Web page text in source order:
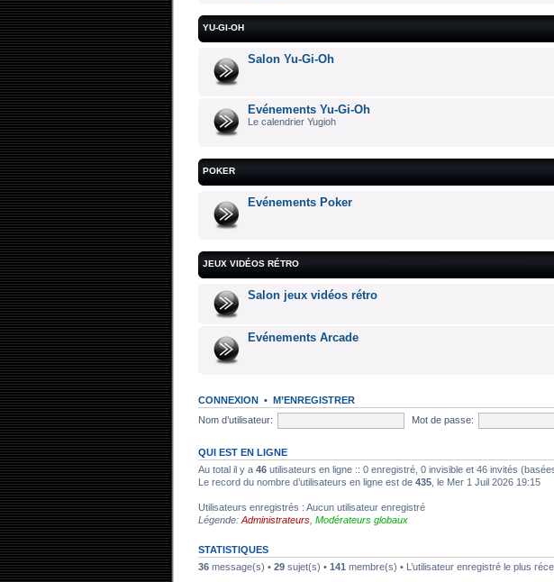
YU-GI-OH
Salon Yu-Gi-Oh
Evénements Yu-Gi-Oh
Le calendrier Yugioh
POKER
Evénements Poker
JEUX VIDÉOS RÉTRO
Salon jeux vidéos rétro
Evénements Arcade
CONNEXION • M’ENREGISTRER
Nom d’utilisateur:
Mot de passe:
QUI EST EN LIGNE
Au total il y a 46 utilisateurs en ligne :: 0 enregistré, 0 invisible et 46 invités
Le record du nombre d’utilisateurs en ligne est de 435 , le Mer 1 Juil 2026 19:15
Utilisateurs enregistrés : Aucun utilisateur enregistré
Légende: Administrateurs Modérateurs globaux
STATISTIQUES
36 message(s) • 29 sujet(s) • 141 membre(s) • L’utilisateur enregistré le plus